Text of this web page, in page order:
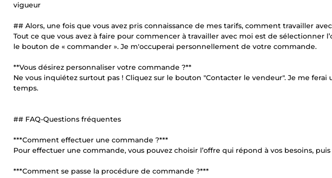
vigueur
## Alors, une fois que vous avez pris connaissance de mes tarifs, comment travailler
Tout ce que vous avez à faire pour commencer à travailler avec moi est de sélectionner
le bouton de « commander ». Je m'occuperai personnellement de votre commande.
**Vous désirez personnaliser votre commande ?**
Ne vous inquiétez surtout pas ! Cliquez sur le bouton "Contacter le vendeur". Je me
temps.
## FAQ-Questions fréquentes
***Comment effectuer une commande ?***
Pour effectuer une commande, vous pouvez choisir l’offre qui répond à vos besoins,
***Comment se passe la procédure de commande ?***